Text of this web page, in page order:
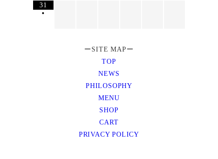
31
•
ーSITE MAPー
TOP
NEWS
PHILOSOPHY
MENU
SHOP
CART
PRIVACY POLICY